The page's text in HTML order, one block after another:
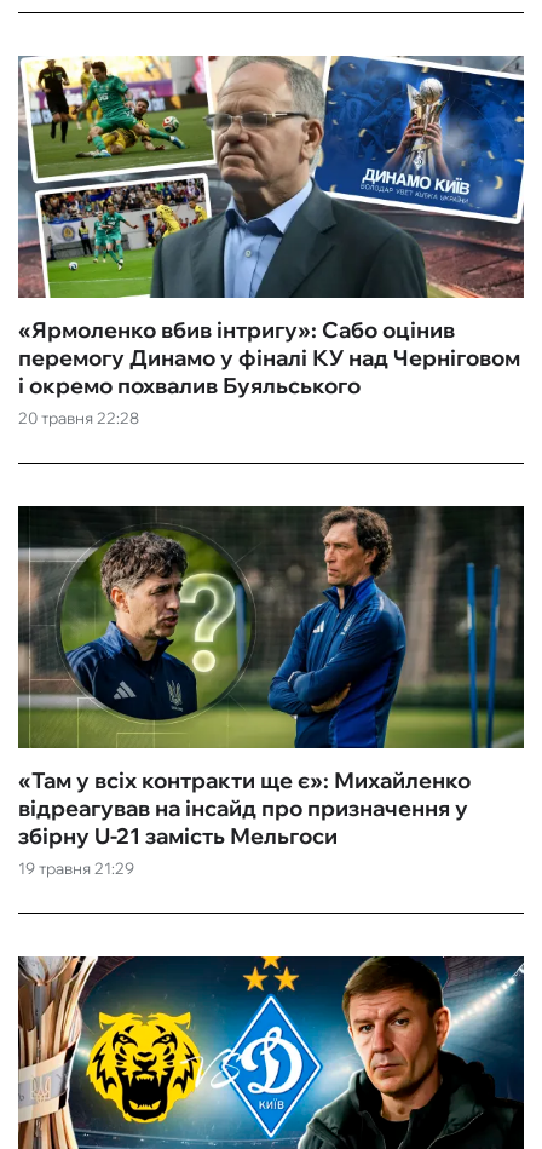
ІНШІ
БУКМЕКЕРИ
20 травня 22:28
«Ярмоленко вбив інтригу»: Сабо оцінив
перемогу Динамо у фіналі КУ над Черніговом
і окремо похвалив Буяльського
19 травня 21:29
«Там у всіх контракти ще є»: Михайленко
відреагував на інсайд про призначення у
збірну U-21 замість Мельгоси